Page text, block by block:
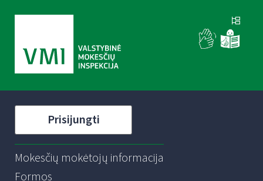
Prisijungti
Mokesčių mokėtojų informacija
Formos